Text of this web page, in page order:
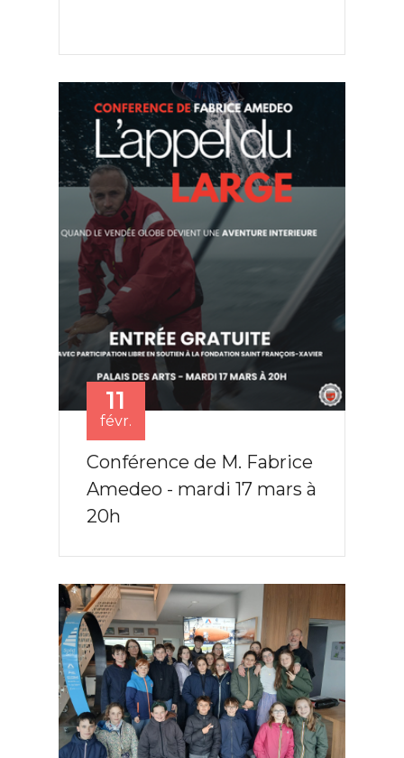
11
févr.
Conférence de M. Fabrice
Amedeo - mardi 17 mars à
20h